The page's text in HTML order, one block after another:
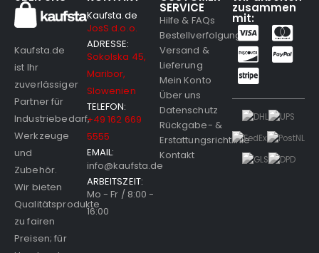
Kaufsta.de
ist Ihr
zuverlässiger
Partner für
Industriebedarf,
Werkzeuge
und
Zubehör.
Wir bieten
Qualitätsprodukte
zu fairen
Preisen; für
Kaufsta.de
JosS d.o.o.
ADRESSE:
Sokolska 45,
Maribor,
Slowenien
TELEFON:
+49 162 669
5555
EMAIL:
info@kaufsta.de
ARBEITSZEIT:
Mo - Fr / 8:00 -
16:00
SERVICE
Hilfe & FAQs
Bestellverfolgung
Versand &
Lieferung
Mein Konto
Über uns
Datenschutz
Rückgabe- &
Erstattungsrichtlinie
Kontakt
zusammen
mit: